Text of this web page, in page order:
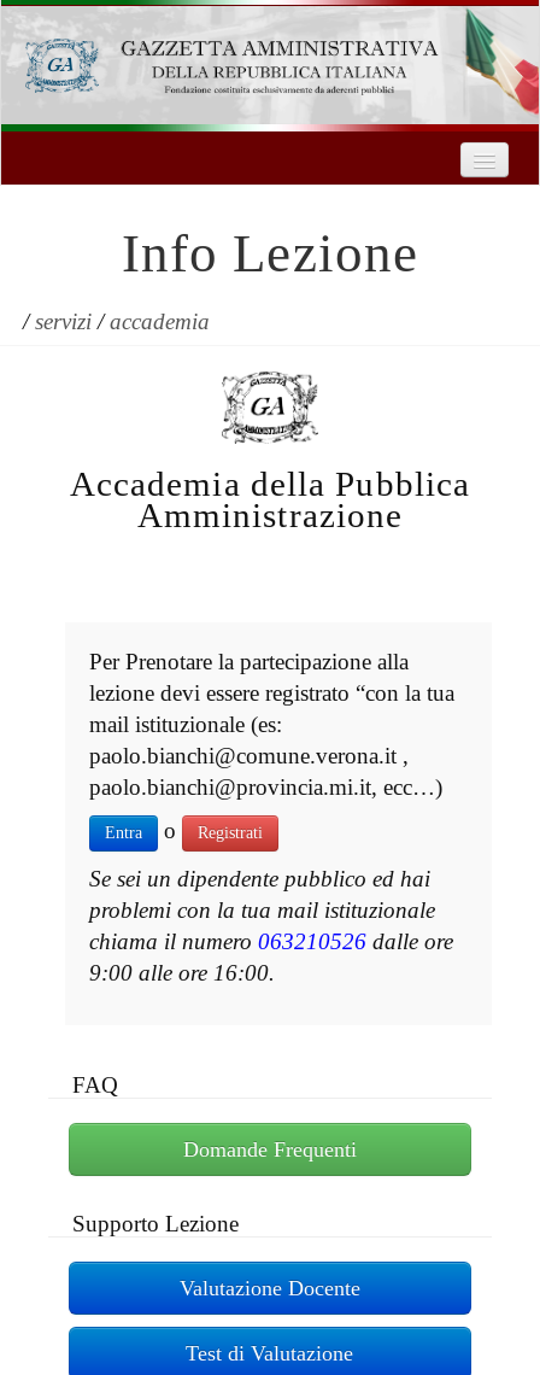
Formazione
Innovazione Tecnologica
Servizi
Contatti
| Entra
Info Lezione
/servizi/accademia
Accademia della Pubblica
Amministrazione
Per Prenotare la partecipazione alla
lezione devi essere registrato “con la tua
mail istituzionale (es:
paolo.bianchi@comune.verona.it ,
paolo.bianchi@provincia.mi.it, ecc…)
Entra o Registrati
Se sei un dipendente pubblico ed hai
problemi con la tua mail istituzionale
chiama il numero 063210526 dalle ore
9:00 alle ore 16:00.
FAQ
Domande Frequenti
Supporto Lezione
Valutazione Docente
Test di Valutazione